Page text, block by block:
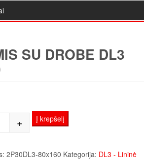
SU DROBE DL3
kiekis: Porėmis su drobe DL3 80x160
+ Į krepšelį
2P30DL3-80x160 Kategorija: DL3 - Lininė